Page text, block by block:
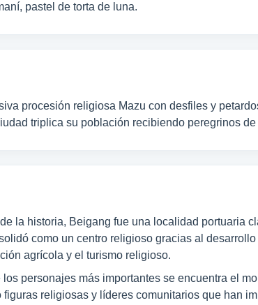
pastel de torta de luna.
procesión religiosa Mazu con desfiles y
triplica su población recibiendo peregrinos
la historia, Beigang fue una localidad portuaria
como un centro religioso gracias al
agrícola y el turismo religioso.
personajes más importantes se encuentra el
religiosas y líderes comunitarios que han